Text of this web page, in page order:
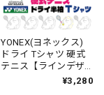
YONEX(ヨネックス)
ドライ Tシャツ 硬式
テニス【ラインデザ
イン】【ハリネズ¥3,280